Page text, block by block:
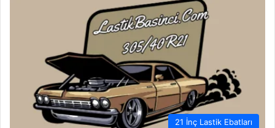
21 İnç Lastik Ebatları